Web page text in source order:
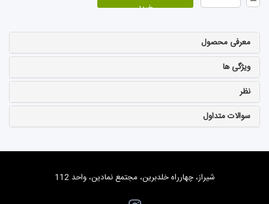
خرید
معرفی محصول
ویژگی ها
نظر
سوالات متداول
شیراز، چهارراه خلدبرین، مجتمع نمادین، واحد 112